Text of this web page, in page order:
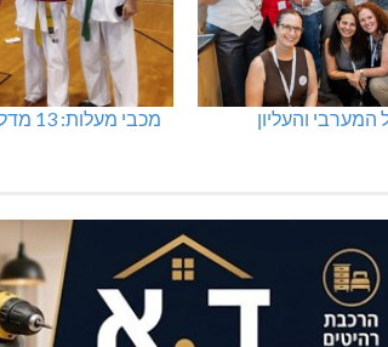
והעליון מכבי מעלות: 13 מדליות באליפות ישראל